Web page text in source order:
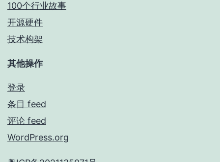
100个行业故事
开源硬件
技术构架
其他操作
登录
条目 feed
评论 feed
WordPress.org